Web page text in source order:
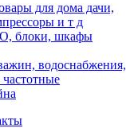
для дома дачи,
и т д
блоки, шкафы
водоснабжения,